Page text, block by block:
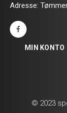
Adresse:
MIN KONTO
© 2023